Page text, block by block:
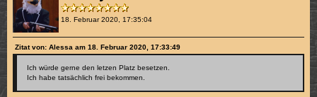
18. Februar 2020, 17:35:04
Zitat von: Alessa am 18. Februar 2020, 17:33:49
Ich würde gerne den letzen Platz besetzen.
Ich habe tatsächlich frei bekommen.